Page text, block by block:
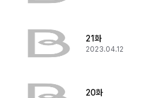
21화
2023.04.12
20화